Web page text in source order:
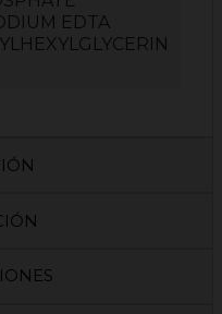
EDTA